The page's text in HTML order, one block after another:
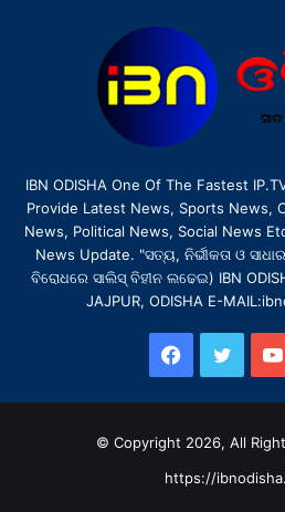
IBN ODISHA One Of The Fastest
Provide Latest News, Sports News,
News, Political News, Social News
News Update. "ସତ୍ୟ, ନିର୍ଭୀକତା ଓ
ବିରୋଧରେ ସାଲିସ୍ ବିହୀନ ଲଢେଇ) IBN
JAJPUR, ODISHA E-
Facebook
Twitter
© Copyright 2026, All
https://